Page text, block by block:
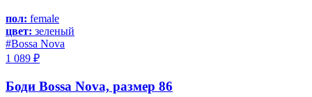
пол: female
цвет: зеленый
#Bossa Nova
1 089 ₽
Боди Bossa Nova, размер 86